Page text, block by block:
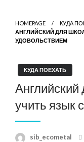
HOMEPAGE
КУДА
АНГЛИЙСКИЙ ДЛЯ
УДОВОЛЬСТВИЕМ
КУДА ПОЕХАТЬ
учить язык
sib_ecometal